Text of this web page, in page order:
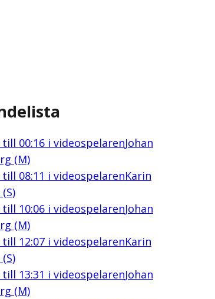
till 00:16i videospelarenJohan
(M)
till 08:11 i videospelarenKarin
till 10:06i videospelarenJohan
(M)
till 12:07i videospelarenKarin
till 13:31 i videospelarenJohan
(M)